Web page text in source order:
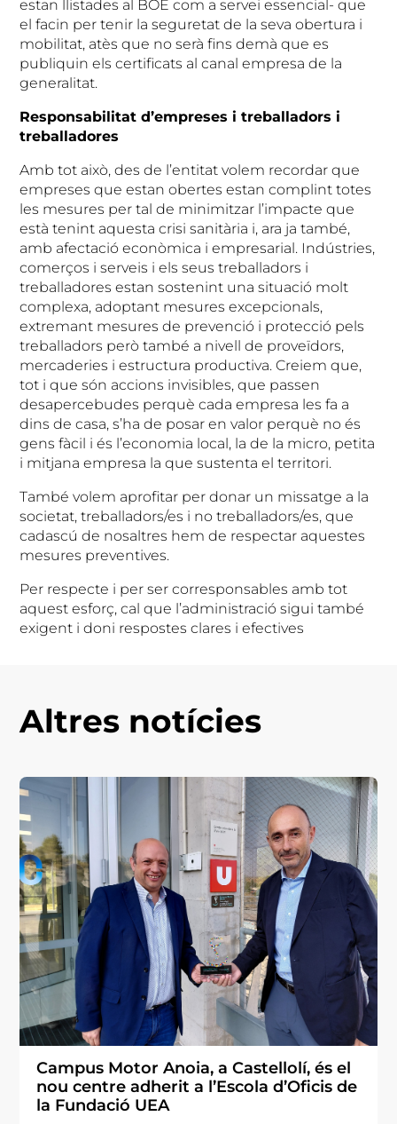
estan llistades al BOE com a servei essencial- que
el facin per tenir la seguretat de la seva obertura i
mobilitat, atès que no serà fins demà que es
publiquin els certificats al canal empresa de la
generalitat.
Responsabilitat d’empreses i treballadors i
treballadores
Amb tot això, des de l’entitat volem recordar que
empreses que estan obertes estan complint totes
les mesures per tal de minimitzar l’impacte que
està tenint aquesta crisi sanitària i, ara ja també,
amb afectació econòmica i empresarial. Indústries,
comerços i serveis i els seus treballadors i
treballadores estan sostenint una situació molt
complexa, adoptant mesures excepcionals,
extremant mesures de prevenció i protecció pels
treballadors però també a nivell de proveïdors,
mercaderies i estructura productiva. Creiem que,
tot i que són accions invisibles, que passen
desapercebudes perquè cada empresa les fa a
dins de casa, s’ha de posar en valor perquè no és
gens fàcil i és l’economia local, la de la micro, petita
i mitjana empresa la que sustenta el territori.
També volem aprofitar per donar un missatge a la
societat, treballadors/es i no treballadors/es, que
cadascú de nosaltres hem de respectar aquestes
mesures preventives.
Per respecte i per ser corresponsables amb tot
aquest esforç, cal que l’administració sigui també
exigent i doni respostes clares i efectives
Altres notícies
Campus Motor Anoia, a Castellolí, és el
nou centre adherit a l’Escola d’Oficis de
la Fundació UEA